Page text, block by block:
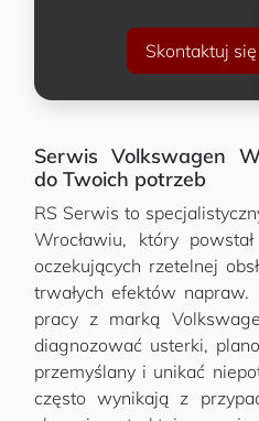
Skontaktuj
Serwis Volkswagen
do Twoich potrzeb
RS Serwis to
Wrocławiu, który
oczekujących rzetelnej
trwałych efektów
pracy z marką
diagnozować usterki,
przemyślany i unikać
często wynikają z